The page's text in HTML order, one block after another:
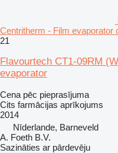
Centritherm - Film
21
Flavourtech CT1-09RM
evaporator
Cena pēc pieprasījuma
Cits farmācijas aprīkojums
2014
Nīderlande, Barneveld
A. Foeth B.V.
Sazināties ar pārdevēju